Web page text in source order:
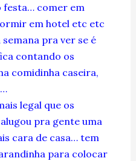
festa… comer em
em hotel etc etc
pra ver se é
contando os
comidinha caseira,
legal que os
pra gente uma
cara de casa… tem
para colocar